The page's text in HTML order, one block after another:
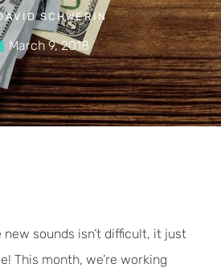
SCHWERIN
March 9, 2018
sounds isn’t difficult, it just
This month, we’re working